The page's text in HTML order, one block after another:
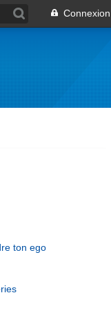
Connexion
ton ego